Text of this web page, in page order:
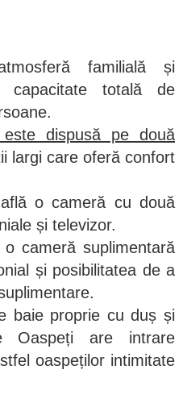
familială și
capacitate totală de
dispusă pe două
largi care oferă confort
o cameră cu două
și televizor.
o cameră suplimentară
și posibilitatea de a
baie proprie cu duș și
Oaspeți are intrare
oaspeților intimitate